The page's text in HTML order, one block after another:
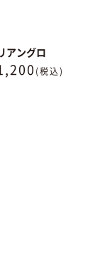
アングロ
(税込)